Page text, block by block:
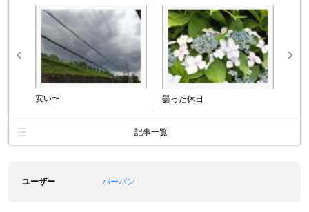
安い〜 曇った休日
記事一覧
ユーザー バーバン